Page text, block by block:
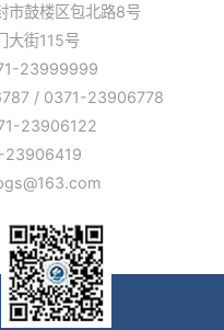
鼓楼区包北路8号
大街115号
23999999
/ 0371-23906778
23906122